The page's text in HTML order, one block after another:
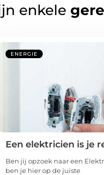
enkele
ENERGIE
Een elektricien is je
Ben jij opzoek naar een
ben je hier op de juiste